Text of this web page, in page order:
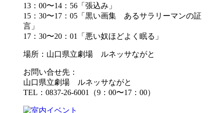
13：00〜14：56「張込み」
15：30〜17：05「黒い画集 あるサラリーマンの証
言」
17：30〜20：01「悪い奴ほどよく眠る」
場所：山口県立劇場 ルネッサながと
お問い合せ先：
山口県立劇場 ルネッサながと
TEL：0837-26-6001（9：00〜17：00）